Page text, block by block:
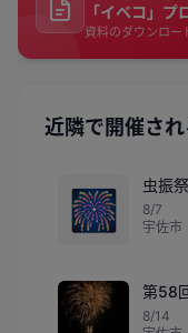
「イベコ」
資料のダウンロー
近隣で開催さ
🎆
虫振
8/7
宇佐市
第58
8/14